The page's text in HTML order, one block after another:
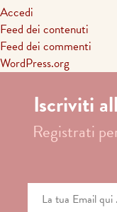
Accedi
Feed dei contenuti
Feed dei commenti
WordPress.org
Iscriviti
Registrati